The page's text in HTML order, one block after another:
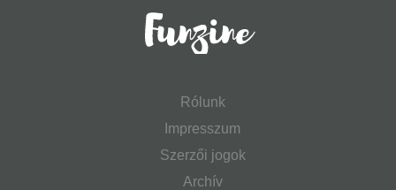
Rólunk
Impresszum
Szerzői jogok
Archív